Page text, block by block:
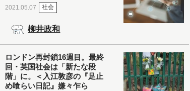
2021.05.07 社会
柳井政和
ロンドン再封鎖16週目。最終
回・英国社会は「新たな段
階」に。＜入江敦彦の『足止
め喰らい日記』嫌々乍ら